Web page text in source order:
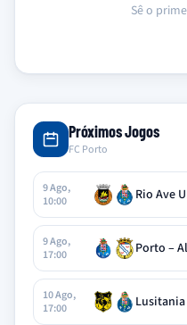
Sê o
Próximos Jogos
FC Porto
9 Ago,
10:00
Rio Ave
9 Ago,
17:00
Porto –
10 Ago,
17:00
Lusitania